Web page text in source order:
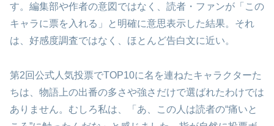
す。編集部や作者の意図ではなく、読者・ファンが「この
キャラに票を入れる」と明確に意思表示した結果。それ
は、好感度調査ではなく、ほとんど告白文に近い。
第2回公式人気投票でTOP10に名を連ねたキャラクターた
ちは、物語上の出番の多さや強さだけで選ばれたわけでは
ありません。むしろ私は、「あ、この人は読者の“痛いと